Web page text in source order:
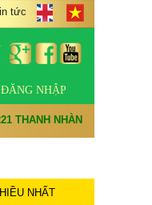
tức
ĐĂNG NHẬP
THANH NHÀN
NHẤT